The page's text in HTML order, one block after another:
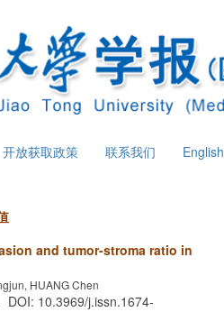
开放获取政策 联系我们 English
and tumor-stroma ratio in
HUANG Chen
10.3969/j.issn.1674-